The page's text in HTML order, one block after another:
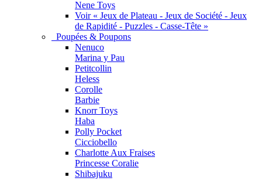
Nene Toys
Voir « Jeux de Plateau - Jeux de Société - Jeux
de Rapidité - Puzzles - Casse-Tête »
Poupées & Poupons
Nenuco
Marina y Pau
Petitcollin
Heless
Corolle
Barbie
Knorr Toys
Haba
Polly Pocket
Cicciobello
Charlotte Aux Fraises
Princesse Coralie
Shibajuku